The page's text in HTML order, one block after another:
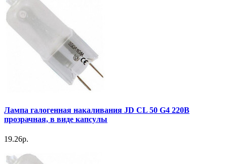
Лампа галогенная накаливания JD CL 50 G4 220В
прозрачная, в виде капсулы
19.26р.